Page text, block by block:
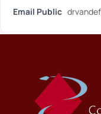
Email Public